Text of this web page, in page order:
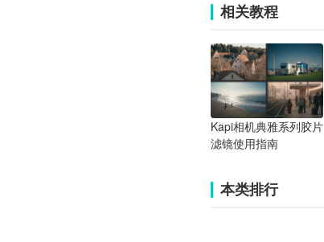
相关教程
Kapi相机典雅系列胶片
滤镜使用指南
本类排行